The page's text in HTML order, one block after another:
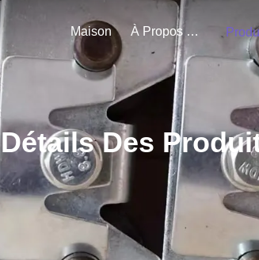
Maison À Propos De Nous
Détails Des